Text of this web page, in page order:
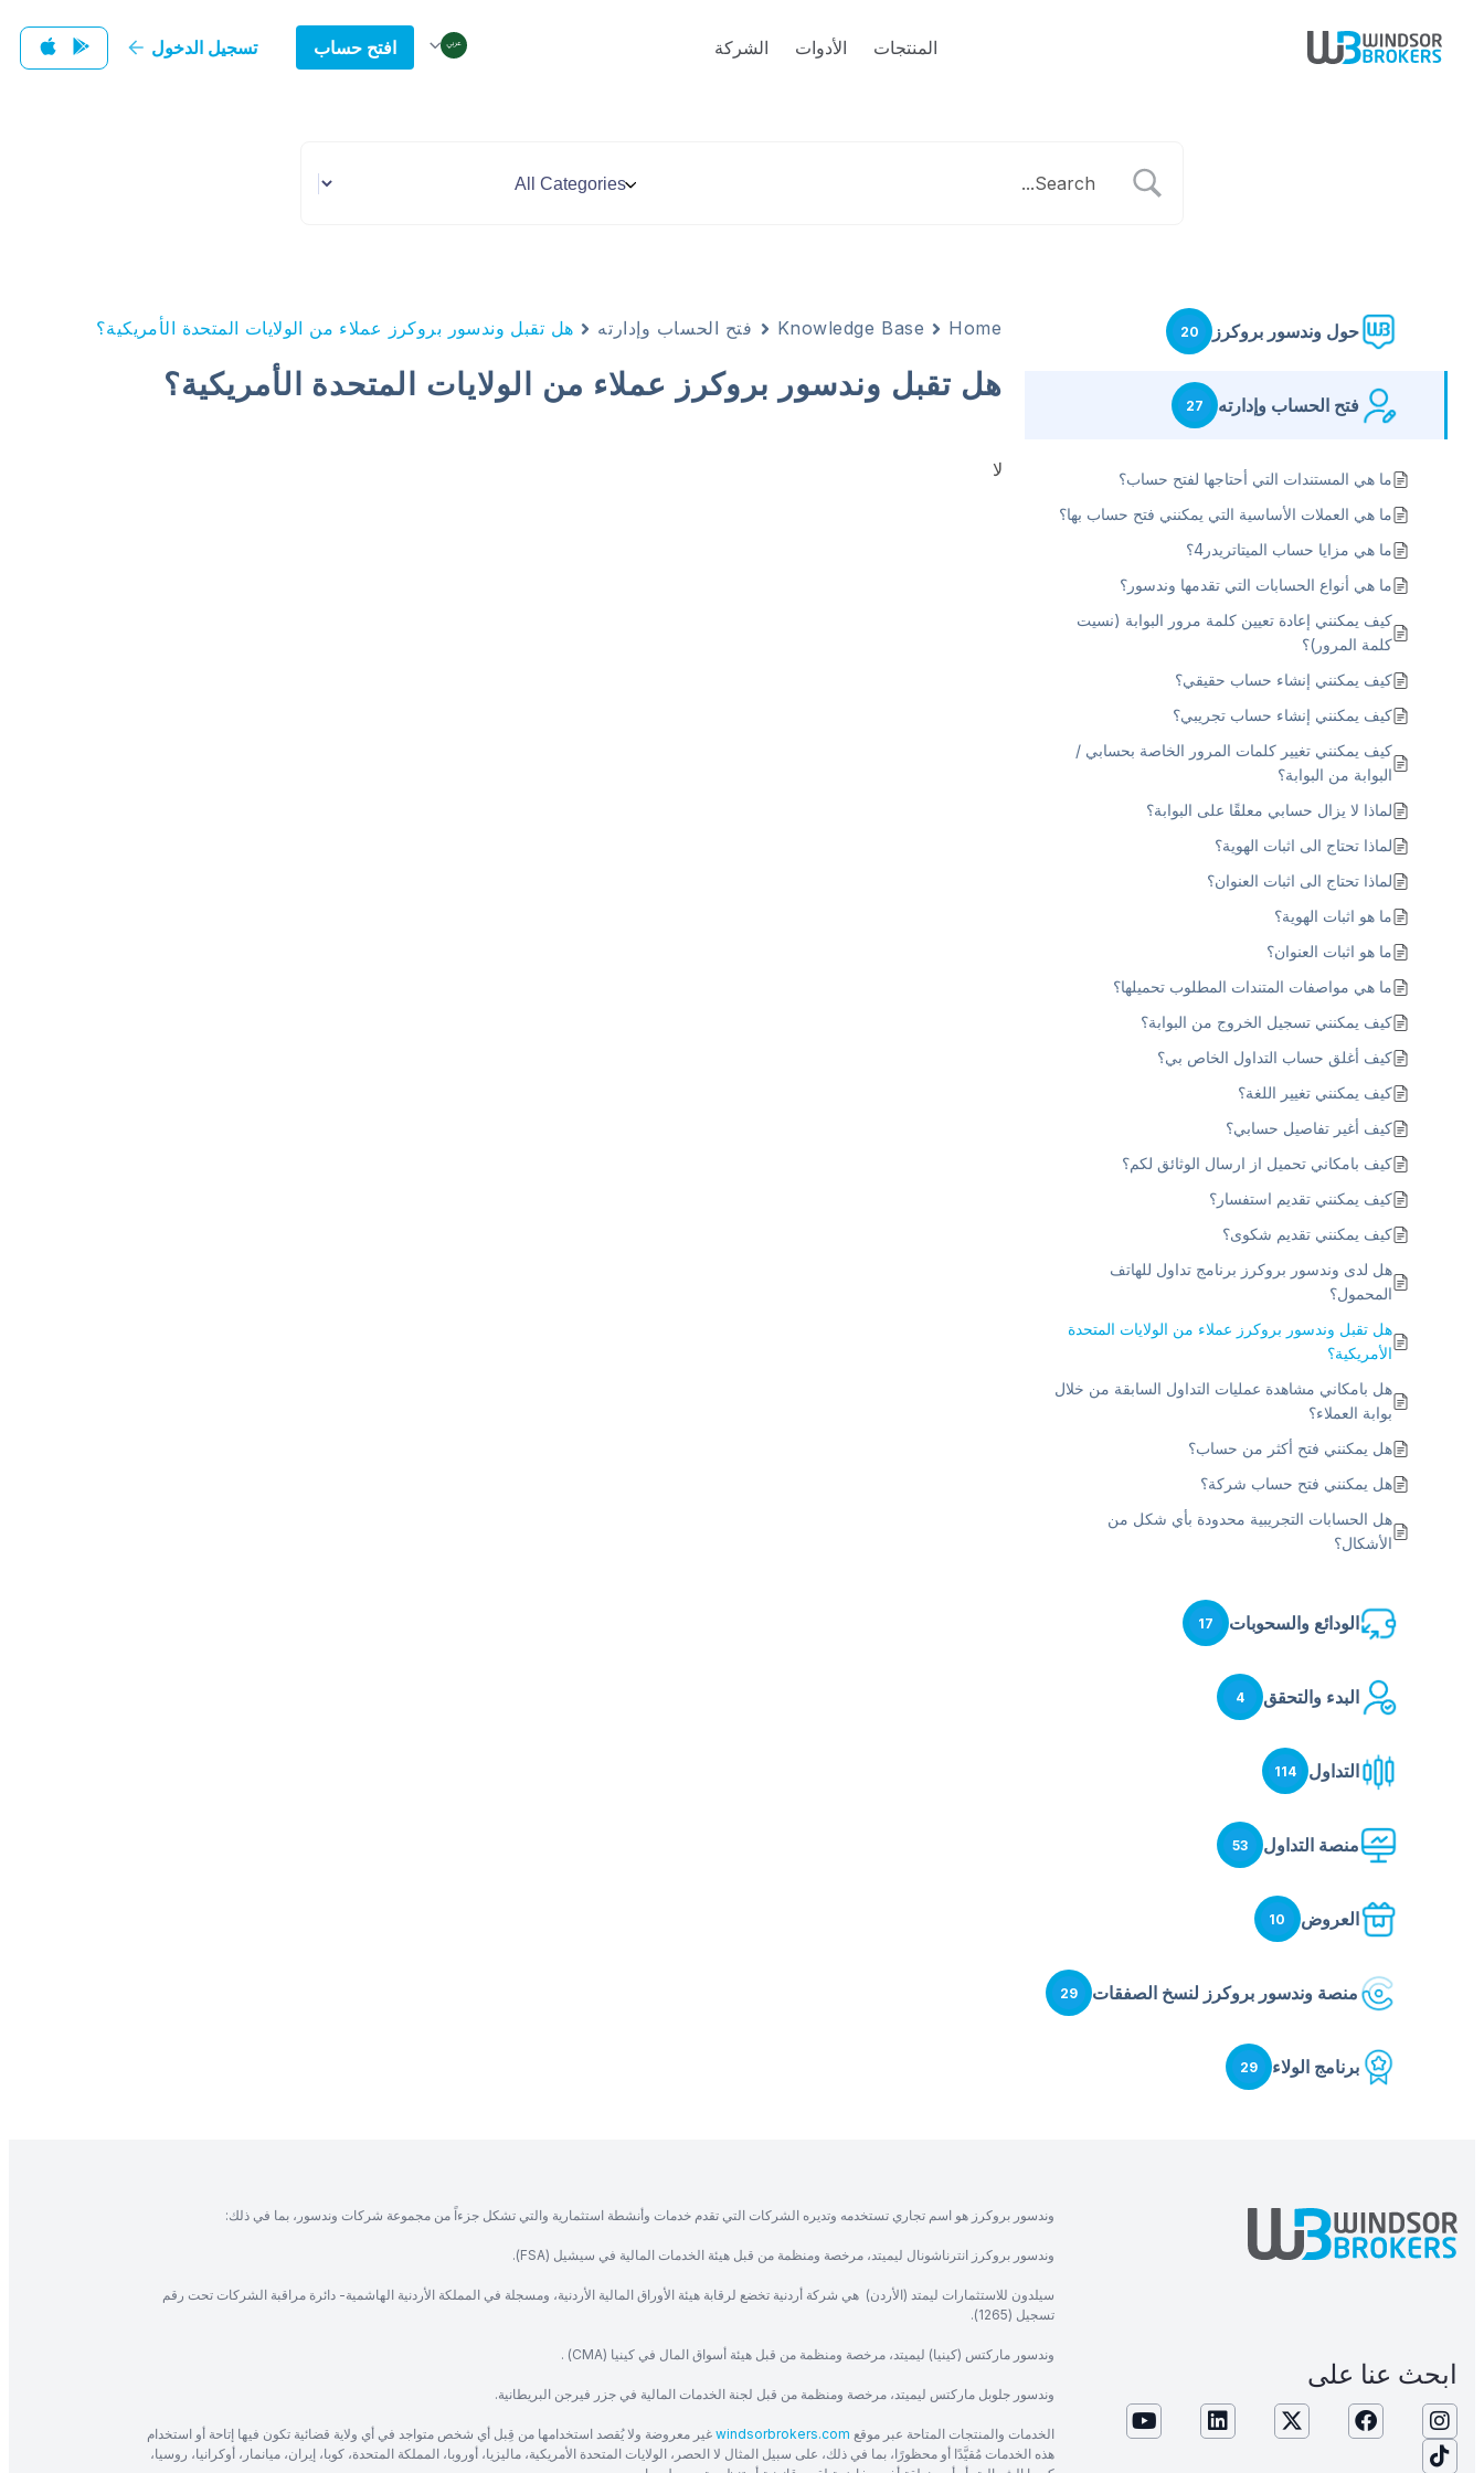
المنتجات الأدوات الشركة افتح حساب تسجيل الدخول
حول وندسور بروكرز 20
فتح الحساب وإدارته 27
ما هي المستندات التي أحتاجها لفتح حساب؟
ما هي العملات الأساسية التي يمكنني فتح حساب بها؟
ما هي مزايا حساب الميتاتريدر4؟
ما هي أنواع الحسابات التي تقدمها وندسور؟
كيف يمكنني إعادة تعيين كلمة مرور البوابة (نسيت
كلمة المرور)؟
كيف يمكنني إنشاء حساب حقيقي؟
كيف يمكنني إنشاء حساب تجريبي؟
كيف يمكنني تغيير كلمات المرور الخاصة بحسابي /
البوابة من البوابة؟
لماذا لا يزال حسابي معلقًا على البوابة؟
لماذا تحتاج الى اثبات الهوية؟
لماذا تحتاج الى اثبات العنوان؟
ما هو اثبات الهوية؟
ما هو اثبات العنوان؟
ما هي مواصفات المتندات المطلوب تحميلها؟
كيف يمكنني تسجيل الخروج من البوابة؟
كيف أغلق حساب التداول الخاص بي؟
كيف يمكنني تغيير اللغة؟
كيف أغير تفاصيل حسابي؟
كيف بامكاني تحميل از ارسال الوثائق لكم؟
كيف يمكنني تقديم استفسار؟
كيف يمكنني تقديم شكوى؟
هل لدى وندسور بروكرز برنامج تداول للهاتف
المحمول؟
هل تقبل وندسور بروكرز عملاء من الولايات المتحدة
الأمريكية؟
هل بامكاني مشاهدة عمليات التداول السابقة من خلال
بوابة العملاء؟
هل يمكنني فتح أكثر من حساب؟
هل يمكنني فتح حساب شركة؟
هل الحسابات التجريبية محدودة بأي شكل من
الأشكال؟
الودائع والسحوبات 17
البدء والتحقق 4
التداول 114
منصة التداول 53
العروض 10
منصة وندسور بروكرز لنسخ الصفقات 29
برنامج الولاء 29
Home
Knowledge Base فتح الحساب وإدارته هل تقبل وندسور بروكرز عملاء من الولايات المتحدة الأمريكية؟
هل تقبل وندسور بروكرز عملاء من الولايات المتحدة الأمريكية؟
لا
ابحث عنا على
وندسور بروكرز هو اسم تجاري تستخدمه وتديره الشركات التي تقدم خدمات وأنشطة استثمارية والتي تشكل جزءاً من مجموعة شركات وندسور، بما في ذلك:
وندسور بروكرز انترناشونال ليميتد، مرخصة ومنظمة من قبل هيئة الخدمات المالية في سيشيل (FSA).
سيلدون للاستثمارات ليمتد (الأردن) هي شركة أردنية تخضع لرقابة هيئة الأوراق المالية الأردنية، ومسجلة في المملكة الأردنية الهاشمية- دائرة مراقبة الشركات تحت رقم
تسجيل (1265).
وندسور ماركتس (كينيا) ليميتد، مرخصة ومنظمة من قبل هيئة أسواق المال في كينيا (CMA) .
وندسور جلوبل ماركتس ليميتد، مرخصة ومنظمة من قبل لجنة الخدمات المالية في جزر فيرجن البريطانية.
الخدمات والمنتجات المتاحة عبر موقع windsorbrokers.com غير معروضة ولا يُقصد استخدامها من قِبل أي شخص متواجد في أي ولاية قضائية تكون فيها إتاحة أو استخدام
هذه الخدمات مُقيَّدًا أو محظورًا، بما في ذلك، على سبيل المثال لا الحصر، الولايات المتحدة الأمريكية، ماليزيا، أوروبا، المملكة المتحدة، كوبا، إيران، ميانمار، أوكرانيا، روسيا،